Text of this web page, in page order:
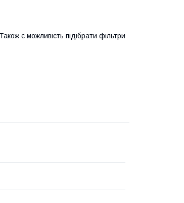
є можливість підібрати фільтри